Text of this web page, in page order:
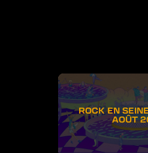
ROCK EN
AOÛT